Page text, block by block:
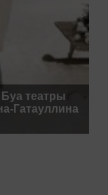
Буа театры
Гатауллина